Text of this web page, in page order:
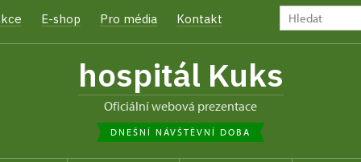
E-shop Pro média Kontakt
hospitál Kuks
oficiální webová prezentace
DNEŠNÍ NÁVŠTĚVNÍ DOBA